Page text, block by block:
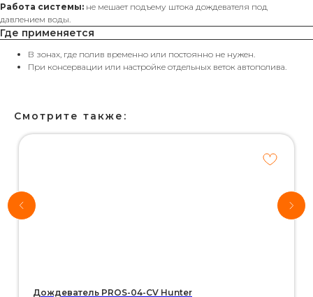
Работа системы: не мешает подъему штока дождевателя под
давлением воды.
Где применяется
В зонах, где полив временно или постоянно не нужен.
При консервации или настройке отдельных веток автополива.
Смотрите также:
Дождеватель PROS-04-CV Hunter
Хотите
*Используются
собственные